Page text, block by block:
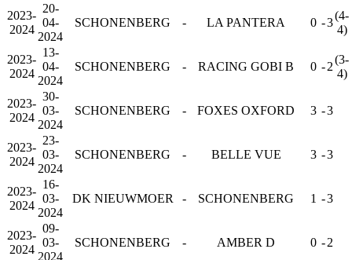
2023-
2024
20-
04-
2024
SCHONENBERG - LA PANTERA 0 -3
(4-
4)
2023-
2024
13-
04-
2024
SCHONENBERG - RACING GOBI B 0 -2
(3-
4)
2023-
2024
30-
03-
2024
SCHONENBERG - FOXES OXFORD 3 -3
2023-
2024
23-
03-
2024
SCHONENBERG - BELLE VUE 3 -3
2023-
2024
16-
03-
2024
DK NIEUWMOER - SCHONENBERG 1 -3
2023-
2024
09-
03-
2024
SCHONENBERG - AMBER D 0 -2